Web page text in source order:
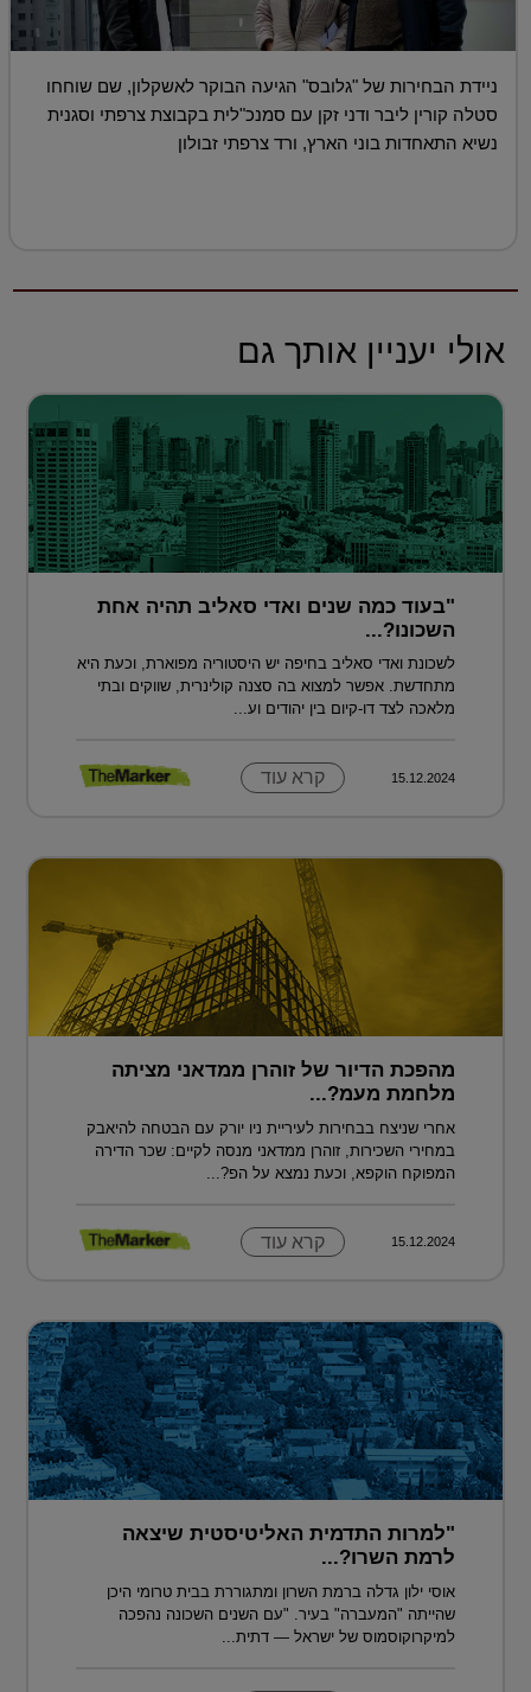
ניידת הבחירות של "גלובס" הגיעה הבוקר לאשקלון, שם שוחחו
סטלה קורין ליבר ודני זקן עם סמנכ"לית בקבוצת צרפתי וסגנית
נשיא התאחדות בוני הארץ, ורד צרפתי זבולון
אולי יעניין אותך גם
"בעוד כמה שנים ואדי סאליב תהיה אחת
השכונו?...
לשכונת ואדי סאליב בחיפה יש היסטוריה מפוארת, וכעת היא
מתחדשת. אפשר למצוא בה סצנה קולינרית, שווקים ובתי
מלאכה לצד דו-קיום בין יהודים וע...
15.12.2024 קרא עוד
מהפכת הדיור של זוהרן ממדאני מציתה
מלחמת מעמ?...
אחרי שניצח בבחירות לעיריית ניו יורק עם הבטחה להיאבק
במחירי השכירות, זוהרן ממדאני מנסה לקיים: שכר הדירה
המפוקח הוקפא, וכעת נמצא על הפ?...
15.12.2024 קרא עוד
"למרות התדמית האליטיסטית שיצאה
לרמת השרו?...
אוסי ילון גדלה ברמת השרון ומתגוררת בבית טרומי היכן
שהייתה "המעברה" בעיר. "עם השנים השכונה נהפכה
למיקרוקוסמוס של ישראל — דתית...